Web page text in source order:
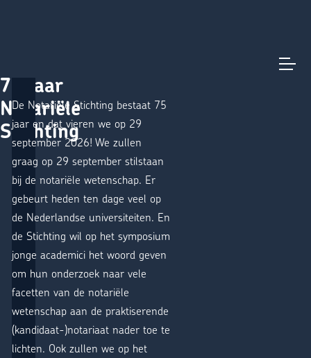
75 jaar
Notariële
Stichting
De Notariële Stichting bestaat 75
jaar en dat vieren we op 29
september 2026! We zullen
graag op 29 september stilstaan
bij de notariële wetenschap. Er
gebeurt heden ten dage veel op
de Nederlandse universiteiten. En
de Stichting wil op het symposium
jonge academici het woord geven
om hun onderzoek naar vele
facetten van de notariële
wetenschap aan de praktiserende
(kandidaat-)notariaat nader toe te
lichten. Ook zullen we op het